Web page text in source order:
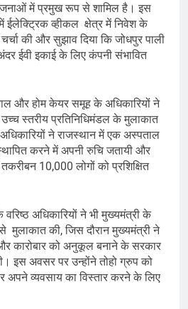
में प्रमुख रूप से शामिल है। इस
ईलेक्ट्रिक व्हीकल क्षेत्र में निवेश के
की और सुझाव दिया कि जोधपुर पाली
ईवी इकाई के लिए कंपनी संभावित
और होम केयर समूह के अधिकारियों ने
स्तरीय प्रतिनिधिमंडल के मुलाकात
ने राजस्थान में एक अस्पताल
करने में अपनी रुचि जतायी और
10,000 लोगों को प्रशिक्षित
अधिकारियों ने भी मुख्यमंत्री के
मुलाकात की, जिस दौरान मुख्यमंत्री ने
कारोबार को अनुकूल बनाने के सरकार
इस अवसर पर उन्होंने तोहो ग्रुप को
अपने व्यवसाय का विस्तार करने के लिए